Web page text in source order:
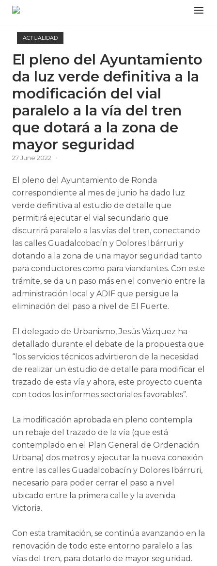
Skip
content
Menu
ACTUALIDAD
El pleno del Ayuntamiento
da luz verde definitiva a la
modificación del vial
paralelo a la vía del tren
que dotará a la zona de
mayor seguridad
27 June 2022
El pleno del Ayuntamiento de Ronda
correspondiente al mes de junio ha dado luz
verde definitiva al estudio de detalle que
permitirá ejecutar el vial secundario que
discurrirá paralelo a las vías del tren, conectando
las calles Guadalcobacín y Dolores Ibárruri y
dotando a la zona de una mayor seguridad tanto
para conductores como para viandantes. Con este
trámite, se da un paso más en el convenio entre la
administración local y ADIF que persigue la
eliminación del paso a nivel de El Fuerte.
El delegado de Urbanismo, Jesús Vázquez ha
detallado durante el debate de la propuesta que
“los servicios técnicos advirtieron de la necesidad
de realizar un estudio de detalle para modificar el
trazado de esta vía y ahora, este proyecto cuenta
con todos los informes sectoriales favorables”.
La modificación aprobada en pleno contempla
un rebaje del trazado de la vía (que está
contemplado en el Plan General de Ordenación
Urbana) dos metros y ejecutar la nueva conexión
entre las calles Guadalcobacín y Dolores Ibárruri,
necesario para poder cerrar el paso a nivel
ubicado entre la primera calle y la avenida
Victoria.
Con esta tramitación, se continúa avanzando en la
renovación de todo este entorno paralelo a las
vías del tren, para dotarlo de mayor seguridad.